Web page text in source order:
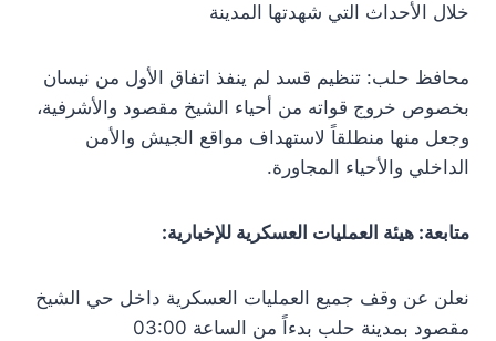
خلال الأحداث التي شهدتها المدينة
محافظ حلب: تنظيم قسد لم ينفذ اتفاق الأول من نيسان
بخصوص خروج قواته من أحياء الشيخ مقصود والأشرفية،
وجعل منها منطلقاً لاستهداف مواقع الجيش والأمن
الداخلي والأحياء المجاورة.
متابعة: هيئة العمليات العسكرية للإخبارية:
نعلن عن وقف جميع العمليات العسكرية داخل حي الشيخ
مقصود بمدينة حلب بدءاً من الساعة 03:00